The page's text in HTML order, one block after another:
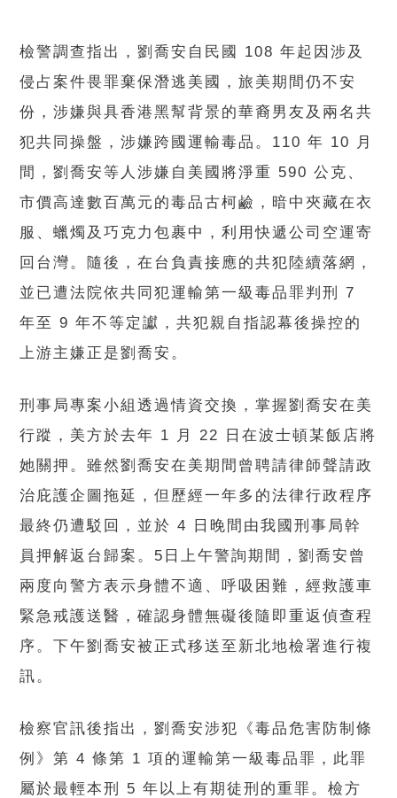
檢警調查指出，劉喬安自民國 108 年起因涉及
侵占案件畏罪棄保潛逃美國，旅美期間仍不安
份，涉嫌與具香港黑幫背景的華裔男友及兩名共
犯共同操盤，涉嫌跨國運輸毒品。110 年 10 月
間，劉喬安等人涉嫌自美國將淨重 590 公克、
市價高達數百萬元的毒品古柯鹼，暗中夾藏在衣
服、蠟燭及巧克力包裹中，利用快遞公司空運寄
回台灣。隨後，在台負責接應的共犯陸續落網，
並已遭法院依共同犯運輸第一級毒品罪判刑 7
年至 9 年不等定讞，共犯親自指認幕後操控的
上游主嫌正是劉喬安。
刑事局專案小組透過情資交換，掌握劉喬安在美
行蹤，美方於去年 1 月 22 日在波士頓某飯店將
她關押。雖然劉喬安在美期間曾聘請律師聲請政
治庇護企圖拖延，但歷經一年多的法律行政程序
最終仍遭駁回，並於 4 日晚間由我國刑事局幹
員押解返台歸案。5日上午警詢期間，劉喬安曾
兩度向警方表示身體不適、呼吸困難，經救護車
緊急戒護送醫，確認身體無礙後隨即重返偵查程
序。下午劉喬安被正式移送至新北地檢署進行複
訊。
檢察官訊後指出，劉喬安涉犯《毒品危害防制條
例》第 4 條第 1 項的運輸第一級毒品罪，此罪
屬於最輕本刑 5 年以上有期徒刑的重罪。檢方